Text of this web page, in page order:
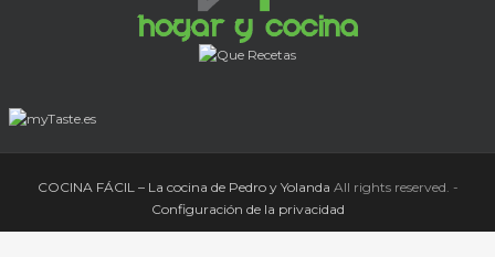
COCINA FÁCIL – La cocina de Pedro y Yolanda All rights reserved. -
Configuración de la privacidad